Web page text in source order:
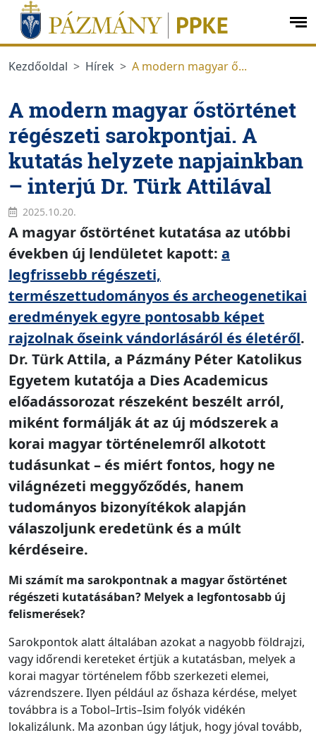
Ugrás a menüre
Ugrás a tartalomra
Kezdőoldal
Hírek A modern magyar ő...
A modern magyar őstörténet
régészeti sarokpontjai. A
kutatás helyzete napjainkban
– interjú Dr. Türk Attilával
2025.10.20.
A magyar őstörténet kutatása az utóbbi
években új lendületet kapott: a
legfrissebb régészeti,
természettudományos és archeogenetikai
eredmények egyre pontosabb képet
rajzolnak őseink vándorlásáról és életéről.
Dr. Türk Attila, a Pázmány Péter Katolikus
Egyetem kutatója a Dies Academicus
előadássorozat részeként beszélt arról,
miként formálják át az új módszerek a
korai magyar történelemről alkotott
tudásunkat – és miért fontos, hogy ne
világnézeti meggyőződés, hanem
tudományos bizonyítékok alapján
válaszoljunk eredetünk és a múlt
kérdéseire.
Mi számít ma sarokpontnak a magyar őstörténet
régészeti kutatásában? Melyek a legfontosabb új
felismerések?
Sarokpontok alatt általában azokat a nagyobb földrajzi,
vagy időrendi kereteket értjük a kutatásban, melyek a
korai magyar történelem főbb szerkezeti elemei,
vázrendszere. Ilyen például az őshaza kérdése, melyet
továbbra is a Tobol–Irtis–Isim folyók vidékén
lokalizálunk. Ma azonban úgy látjuk, hogy jóval tovább,